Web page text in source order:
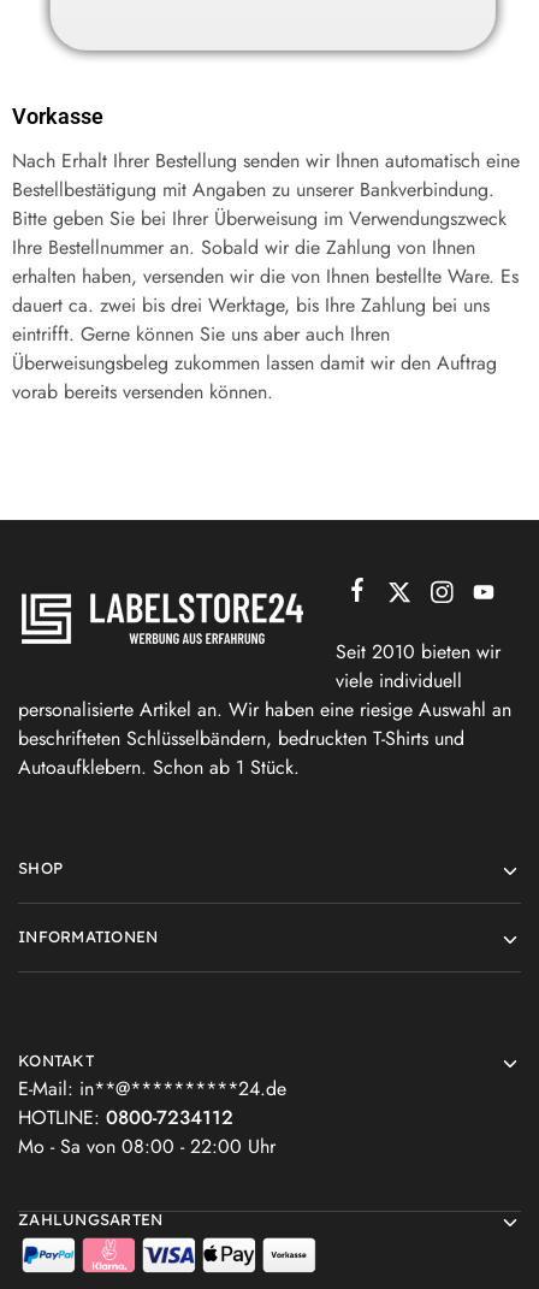
Vorkasse
Nach Erhalt Ihrer Bestellung senden wir Ihnen automatisch eine
Bestellbestätigung mit Angaben zu unserer Bankverbindung.
Bitte geben Sie bei Ihrer Überweisung im Verwendungszweck
Ihre Bestellnummer an. Sobald wir die Zahlung von Ihnen
erhalten haben, versenden wir die von Ihnen bestellte Ware. Es
dauert ca. zwei bis drei Werktage, bis Ihre Zahlung bei uns
eintrifft. Gerne können Sie uns aber auch Ihren
Überweisungsbeleg zukommen lassen damit wir den Auftrag
vorab bereits versenden können.
Seit 2010 bieten wir
viele individuell
personalisierte Artikel an. Wir haben eine riesige Auswahl an
beschrifteten Schlüsselbändern, bedruckten T-Shirts und
Autoaufklebern. Schon ab 1 Stück.
SHOP
INFORMATIONEN
KONTAKT
E-Mail: in**@**********24.de
HOTLINE: 0800-7234112
Mo - Sa von 08:00 - 22:00 Uhr
ZAHLUNGSARTEN